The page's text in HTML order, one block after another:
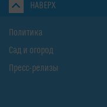
НАВЕРХ
Политика
Сад и огород
Пресс-релизы